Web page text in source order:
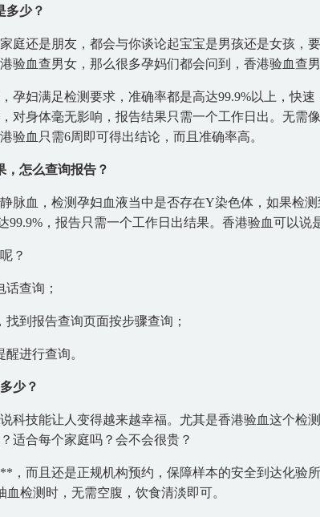
多少？
庭还是朋友，都会与你谈论起宝宝是男孩还是女孩，
验血查男女，那么很多孕妈们都会问到，香港验血查
孕妇满足检测要求，准确率都是高达99.9%以上，快
对身体毫无影响，报告结果只需一个工作日出。无需
验血只需6周即可得出结论，而且准确率高。
，怎么查询报告？
脉血，检测孕妇血液当中是否存在Y染色体，如果检
，报告只需一个工作日出结果。香港验血可以说
？
查询；
到报告查询页面按步骤查询；
进行查询。
少？
科技能让人变得越来越幸福。尤其是香港验血这个检
适合每个家庭吗？会不会很贵？
，而且还是正规机构预约，保障样本的安全到达化验
检测时，无需空腹，饮食清淡即可。